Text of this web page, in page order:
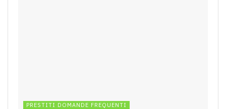
PRESTITI DOMANDE FREQUENTI